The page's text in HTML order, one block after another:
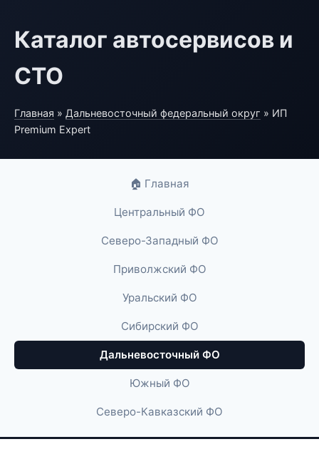
Каталог автосервисов и
СТО
Главная » Дальневосточный федеральный округ » ИП
Premium Expert
🏠 Главная
Центральный ФО
Северо-Западный ФО
Приволжский ФО
Уральский ФО
Сибирский ФО
Дальневосточный ФО
Южный ФО
Северо-Кавказский ФО